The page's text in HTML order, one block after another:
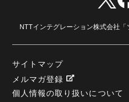
NTTインテグレーション株式会社「
サイトマップ
メルマガ登録
個人情報の取り扱いについて